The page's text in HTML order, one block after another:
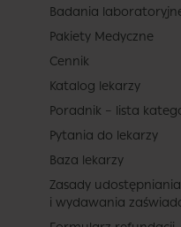
Badania
Pakiety Medyczne
Cennik
Katalog lekarzy
Poradnik – lista
Pytania do lekarzy
Baza lekarzy
Zasady
i wydawania